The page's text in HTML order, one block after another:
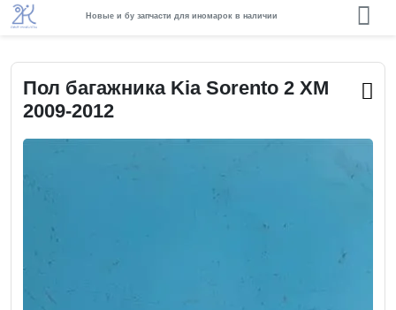
Новые и бу запчасти для иномарок в наличии
Пол багажника Kia Sorento 2 XM
2009-2012